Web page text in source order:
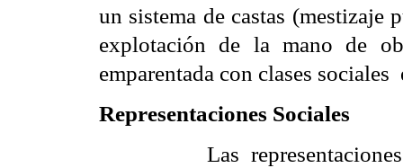
un sistema de castas
explotación de la mano de
emparentada con clases sociales
Representaciones Sociales
Las